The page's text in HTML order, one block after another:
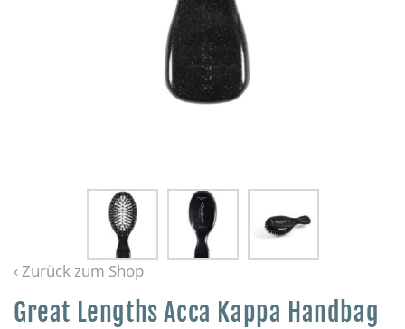
‹ Zurück zum Shop
Great Lengths Acca Kappa Handbag